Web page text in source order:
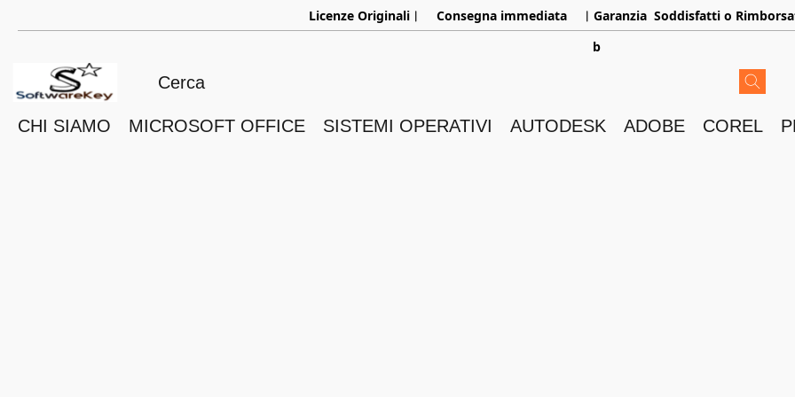
Licenze Originaliㅤ︳ Consegna immediata ㅤ︳Garanzia Soddisfatti o
b
CHI SIAMO MICROSOFT OFFICE SISTEMI OPERATIVI AUTODESK ADOBE COREL